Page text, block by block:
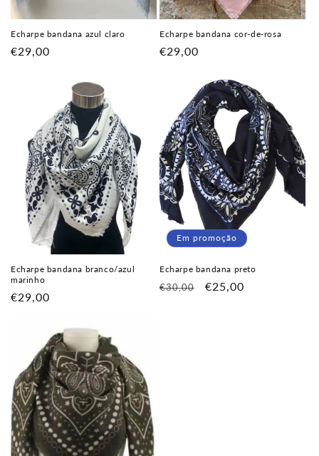
Echarpe bandana azul claro
Preço
€29,00
Echarpe bandana cor-de-rosa
Preço
€29,00
Echarpe bandana branco/azul
marinho
Preço
€29,00
Em promoção
Echarpe bandana preto
Preço
€30,00
Preço
€25,00